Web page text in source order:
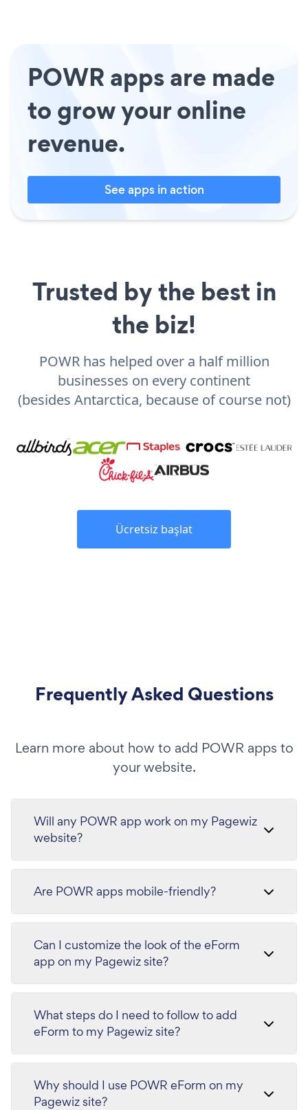
POWR apps are made
to grow your online
revenue.
See apps in action
Trusted by the best in
the biz!
POWR has helped over a half million
businesses on every continent
(besides Antarctica, because of course not)
Ücretsiz başlat
Frequently Asked Questions
Learn more about how to add POWR apps to
your website.
Will any POWR app work on my Pagewiz
website?
Are POWR apps mobile-friendly?
Can I customize the look of the eForm
app on my Pagewiz site?
What steps do I need to follow to add
eForm to my Pagewiz site?
Why should I use POWR eForm on my
Pagewiz site?